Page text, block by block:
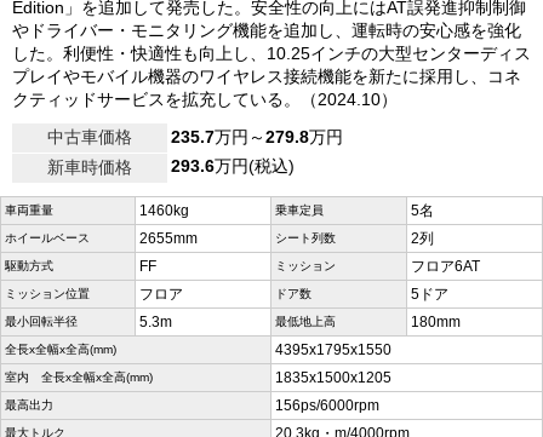
Edition」を追加して発売した。安全性の向上にはAT誤発進抑制制御
やドライバー・モニタリング機能を追加し、運転時の安心感を強化
した。利便性・快適性も向上し、10.25インチの大型センターディス
プレイやモバイル機器のワイヤレス接続機能を新たに採用し、コネ
クティッドサービスを拡充している。（2024.10）
中古車価格
235.7万円～279.8万円
新車時価格
293.6万円(税込)
車両重量 1460kg 乗車定員 5名
ホイールベース 2655mm シート列数 2列
駆動方式 FF ミッション フロア6AT
ミッション位置 フロア ドア数 5ドア
最小回転半径 5.3m 最低地上高 180mm
全長x全幅x全高(mm) 4395x1795x1550
室内 全長x全幅x全高(mm) 1835x1500x1205
最高出力 156ps/6000rpm
最大トルク